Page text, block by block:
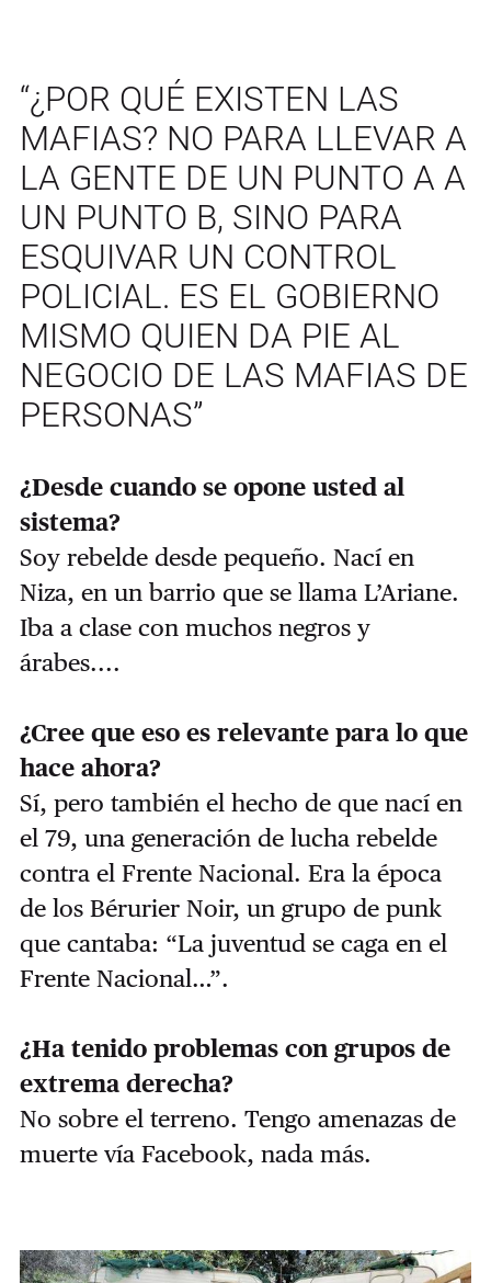
“¿POR QUÉ EXISTEN LAS
MAFIAS? NO PARA LLEVAR A
LA GENTE DE UN PUNTO A A
UN PUNTO B, SINO PARA
ESQUIVAR UN CONTROL
POLICIAL. ES EL GOBIERNO
MISMO QUIEN DA PIE AL
NEGOCIO DE LAS MAFIAS DE
PERSONAS”
¿Desde cuando se opone usted al
sistema?
Soy rebelde desde pequeño. Nací en
Niza, en un barrio que se llama L’Ariane.
Iba a clase con muchos negros y
árabes....
¿Cree que eso es relevante para lo que
hace ahora?
Sí, pero también el hecho de que nací en
el 79, una generación de lucha rebelde
contra el Frente Nacional. Era la época
de los Bérurier Noir, un grupo de punk
que cantaba: “La juventud se caga en el
Frente Nacional…”.
¿Ha tenido problemas con grupos de
extrema derecha?
No sobre el terreno. Tengo amenazas de
muerte vía Facebook, nada más.